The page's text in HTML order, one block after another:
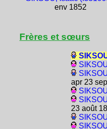
env 1852
Frères et sœurs
apr 23
23 août